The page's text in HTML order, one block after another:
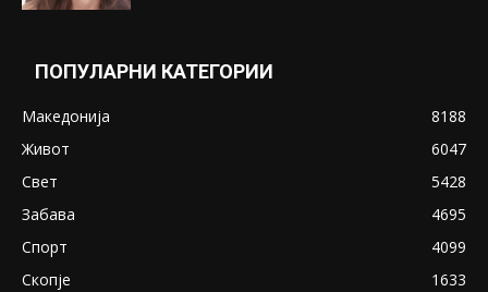
ПОПУЛАРНИ КАТЕГОРИИ
Македонија
8188
Живот
6047
Свет
5428
Забава
4695
Спорт
4099
Скопје
1633